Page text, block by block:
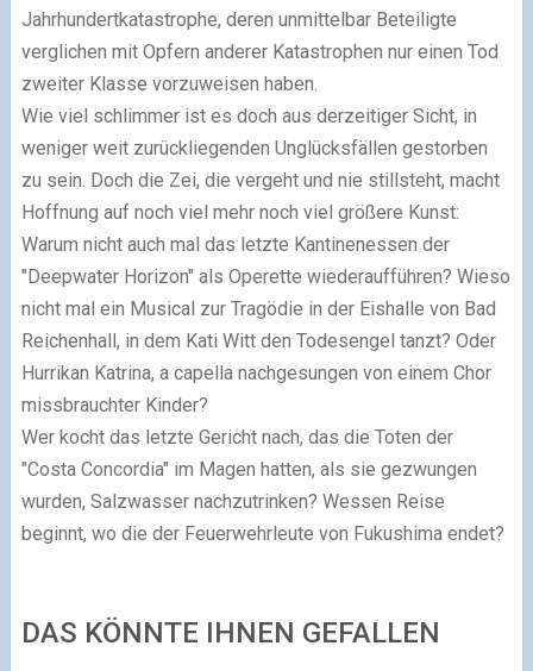
Jahrhundertkatastrophe, deren unmittelbar Beteiligte
verglichen mit Opfern anderer Katastrophen nur einen Tod
zweiter Klasse vorzuweisen haben.
Wie viel schlimmer ist es doch aus derzeitiger Sicht, in
weniger weit zurückliegenden Unglücksfällen gestorben
zu sein. Doch die Zei, die vergeht und nie stillsteht, macht
Hoffnung auf noch viel mehr noch viel größere Kunst:
Warum nicht auch mal das letzte Kantinenessen der
"Deepwater Horizon" als Operette wiederaufführen? Wieso
nicht mal ein Musical zur Tragödie in der Eishalle von Bad
Reichenhall, in dem Kati Witt den Todesengel tanzt? Oder
Hurrikan Katrina, a capella nachgesungen von einem Chor
missbrauchter Kinder?
Wer kocht das letzte Gericht nach, das die Toten der
"Costa Concordia" im Magen hatten, als sie gezwungen
wurden, Salzwasser nachzutrinken? Wessen Reise
beginnt, wo die der Feuerwehrleute von Fukushima endet?
DAS KÖNNTE IHNEN GEFALLEN